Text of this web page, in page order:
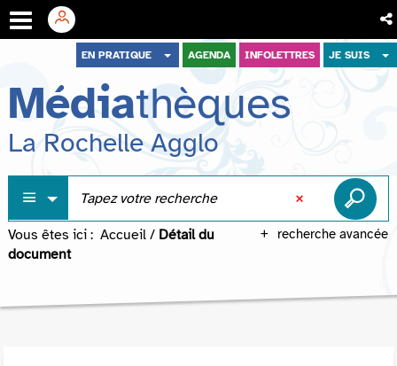
menu
contenu
recherche
EN PRATIQUE AGENDA INFOLETTRES JE SUIS
Médiathèques
La Rochelle Agglo
recherche avancée
Vous êtes ici : Accueil / Détail du
document